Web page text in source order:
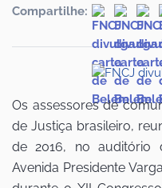
Compartilhe:
Os assessores de
de Justiça brasileiro,
de 2016, no auditório
Avenida Presidente